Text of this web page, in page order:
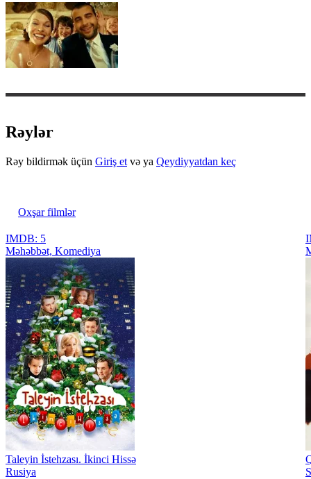
Rəylər
Rəy bildirmək üçün Giriş et və ya Qeydiyyatdan keç
Oxşar filmlər
IMDB: 5
Məhəbbət, Komediya
Taleyin İstehzası. İkinci Hissə
Rusiya